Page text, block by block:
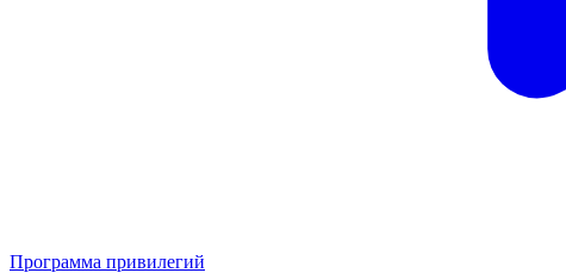
Программа привилегий